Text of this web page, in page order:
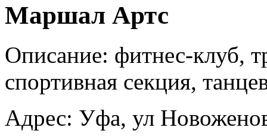
Маршал Артс
Описание: фитнес-клуб,
спортивная секция,
Адрес: Уфа, ул